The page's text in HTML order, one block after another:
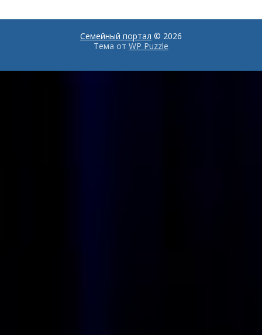
оформления
минусы
Семейный портал © 2026
Тема от WP Puzzle